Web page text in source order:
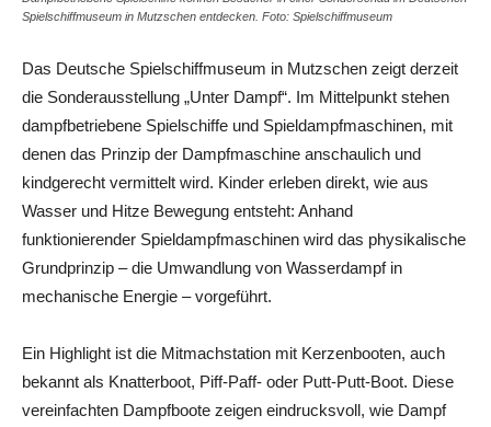
Spielschiffmuseum in Mutzschen entdecken. Foto: Spielschiffmuseum
Das Deutsche Spielschiffmuseum in Mutzschen zeigt derzeit
die Sonderausstellung „Unter Dampf“. Im Mittelpunkt stehen
dampfbetriebene Spielschiffe und Spieldampfmaschinen, mit
denen das Prinzip der Dampfmaschine anschaulich und
kindgerecht vermittelt wird. Kinder erleben direkt, wie aus
Wasser und Hitze Bewegung entsteht: Anhand
funktionierender Spieldampfmaschinen wird das physikalische
Grundprinzip – die Umwandlung von Wasserdampf in
mechanische Energie – vorgeführt.
Ein Highlight ist die Mitmachstation mit Kerzenbooten, auch
bekannt als Knatterboot, Piff-Paff- oder Putt-Putt-Boot. Diese
vereinfachten Dampfboote zeigen eindrucksvoll, wie Dampf